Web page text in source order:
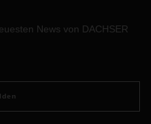
News von DACHSER